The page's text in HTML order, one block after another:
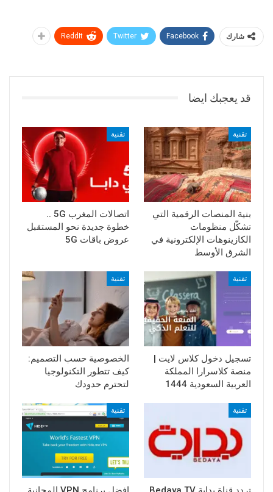
شارك Facebook
Twitter
ReddIt
قد يعجبك ايضا
تقنية
بنية المنصات الرقمية التي
تشكّل منظومات
الكازينوهات الإلكترونية في
الشرق الأوسط
تقنية
اتصالات المغرب 5G ..
خطوة جديدة نحو المستقبل
عروض باقات 5G
تقنية
تسجيل دخول كلاس لايت |
منصة كلاسرارا المملكة
العربية السعودية 1444
تقنية
الخصوصية حسب التصميم:
كيف تتطور التكنولوجيا
لتحترم حدودك
تقنية تقنية